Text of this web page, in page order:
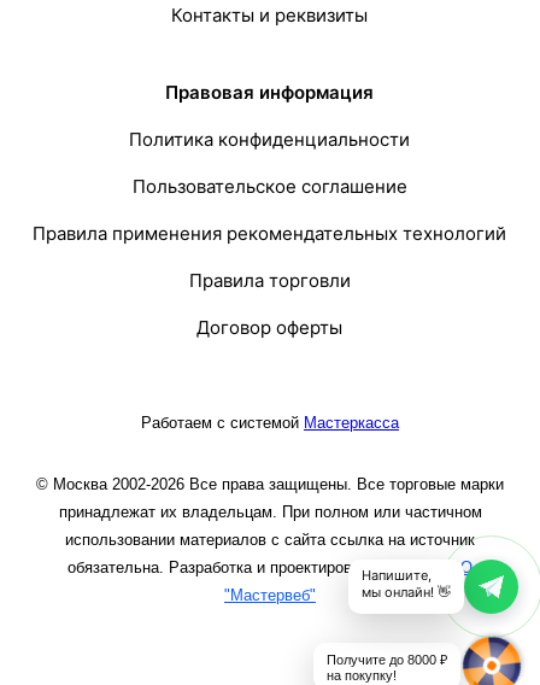
Контакты и реквизиты
Правовая информация
Политика конфиденциальности
Пользовательское соглашение
Правила применения рекомендательных технологий
Правила торговли
Договор оферты
Работаем с системой Мастеркасса
© Москва 2002-2026 Все права защищены. Все торговые марки
принадлежат их владельцам. При полном или частичном
использовании материалов с сайта ссылка на источник
обязательна. Разработка и проектирование сайта
ООО
"Мастервеб"
Напишите,
мы онлайн! 👋
Получите до 8000 ₽
на покупку!